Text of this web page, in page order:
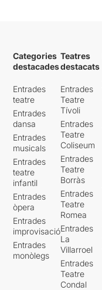
Categories
destacades
Entrades
teatre
Entrades
dansa
Entrades
musicals
Entrades
teatre
infantil
Entrades
òpera
Entrades
improvisació
Entrades
monòlegs
Teatres
destacats
Entrades
Teatre
Tívoli
Entrades
Teatre
Coliseum
Entrades
Teatre
Borràs
Entrades
Teatre
Romea
Entrades
La
Villarroel
Entrades
Teatre
Condal